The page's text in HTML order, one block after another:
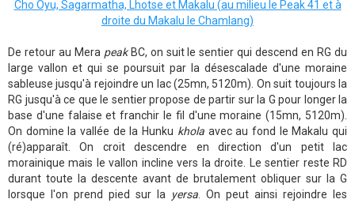
De retour au Mera peakBC, on suit le sentier qui descend en RG du
large vallon et qui se poursuit par la désescalade d'une moraine
sableuse jusqu'à rejoindre un lac (25mn, 5120m). On suit toujours la
RG jusqu'à ce que le sentier propose de partir sur la G pour longer la
base d'une falaise et franchir le fil d'une moraine (15mn, 5120m).
On domine la vallée de la Hunku kholaavec au fond le Makalu qui
(ré)apparaît. On croit descendre en direction d'un petit lac
morainique mais le vallon incline vers la droite. Le sentier reste RD
durant toute la descente avant de brutalement obliquer sur la G
lorsque l'on prend pied sur la yersa. On peut ainsi rejoindre les